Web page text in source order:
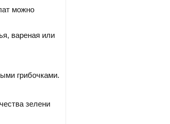
можно
вареная или
грибочками.
зелени